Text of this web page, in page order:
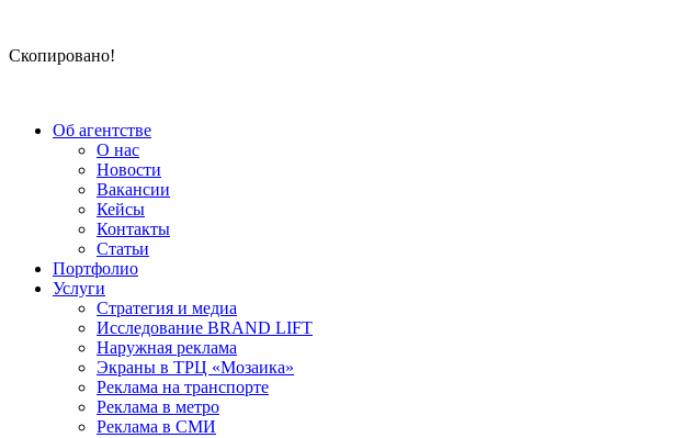
Скопировано!
Об агентстве
О нас
Новости
Вакансии
Кейсы
Контакты
Статьи
Портфолио
Услуги
Стратегия и медиа
Исследование BRAND LIFT
Наружная реклама
Экраны в ТРЦ «Мозаика»
Реклама на транспорте
Реклама в метро
Реклама в СМИ